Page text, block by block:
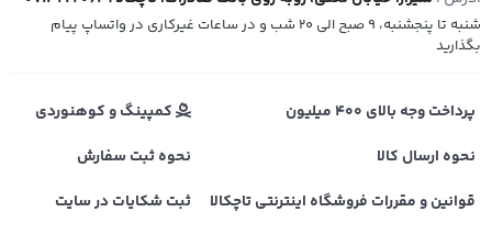
شنبه تا پنجشنبه، 9 صبح الی 20 شب و در ساعات غیرکاری در واتساپ پیام
بگذارید
پرداخت وجه بالای 400 میلیون
کمپینگ و کوهنوردی
نحوه ارسال کالا
نحوه ثبت سفارش
قوانین و مقررات فروشگاه اینترنتی تاچکالا
ثبت شکایات در سایت